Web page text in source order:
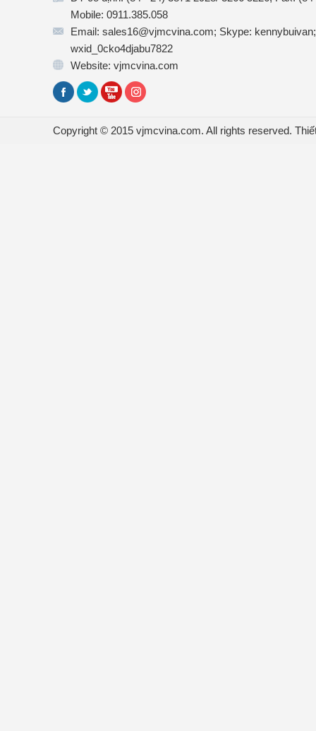
Mobile: 0911.385.058
Email: sales16@vjmcvina.com; Skype:
wxid_0cko4djabu7822
Website: vjmcvina.com
Copyright © 2015 vjmcvina.com. All rights reserved.